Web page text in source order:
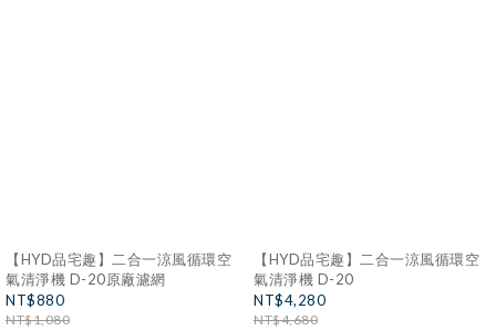
【HYD品宅趣】二合一涼風循環空
氣清淨機 D-20原廠濾網
NT$880
NT$1,080
【HYD品宅趣】二合一涼風循環空
氣清淨機 D-20
NT$4,280
NT$4,680